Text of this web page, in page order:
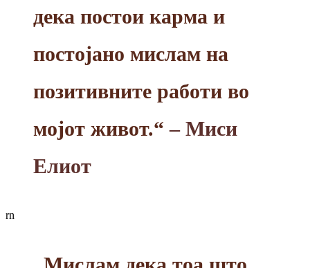
дека постои карма и
постојано мислам на
позитивните работи во
мојот живот.“ – Миси
Елиот
rn